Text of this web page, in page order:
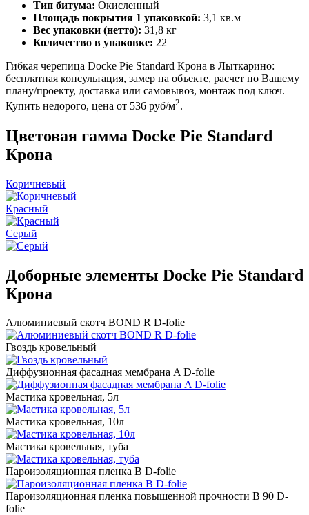
Тип битума: Окисленный
Площадь покрытия 1 упаковкой: 3,1 кв.м
Вес упаковки (нетто): 31,8 кг
Количество в упаковке: 22
Гибкая черепица Docke Pie Standard Крона в Лыткарино:
бесплатная консультация, замер на объекте, расчет по Вашему
плану/проекту, доставка или самовывоз, монтаж под ключ.
Купить недорого, цена от 536 руб/м2.
Цветовая гамма Docke Pie Standard
Крона
Коричневый
Красный
Серый
Доборные элементы Docke Pie Standard
Крона
Алюминиевый скотч BOND R D-folie
Гвоздь кровельный
Диффузионная фасадная мембрана A D-folie
Мастика кровельная, 5л
Мастика кровельная, 10л
Мастика кровельная, туба
Пароизоляционная пленка B D-folie
Пароизоляционная пленка повышенной прочности B 90 D-
folie